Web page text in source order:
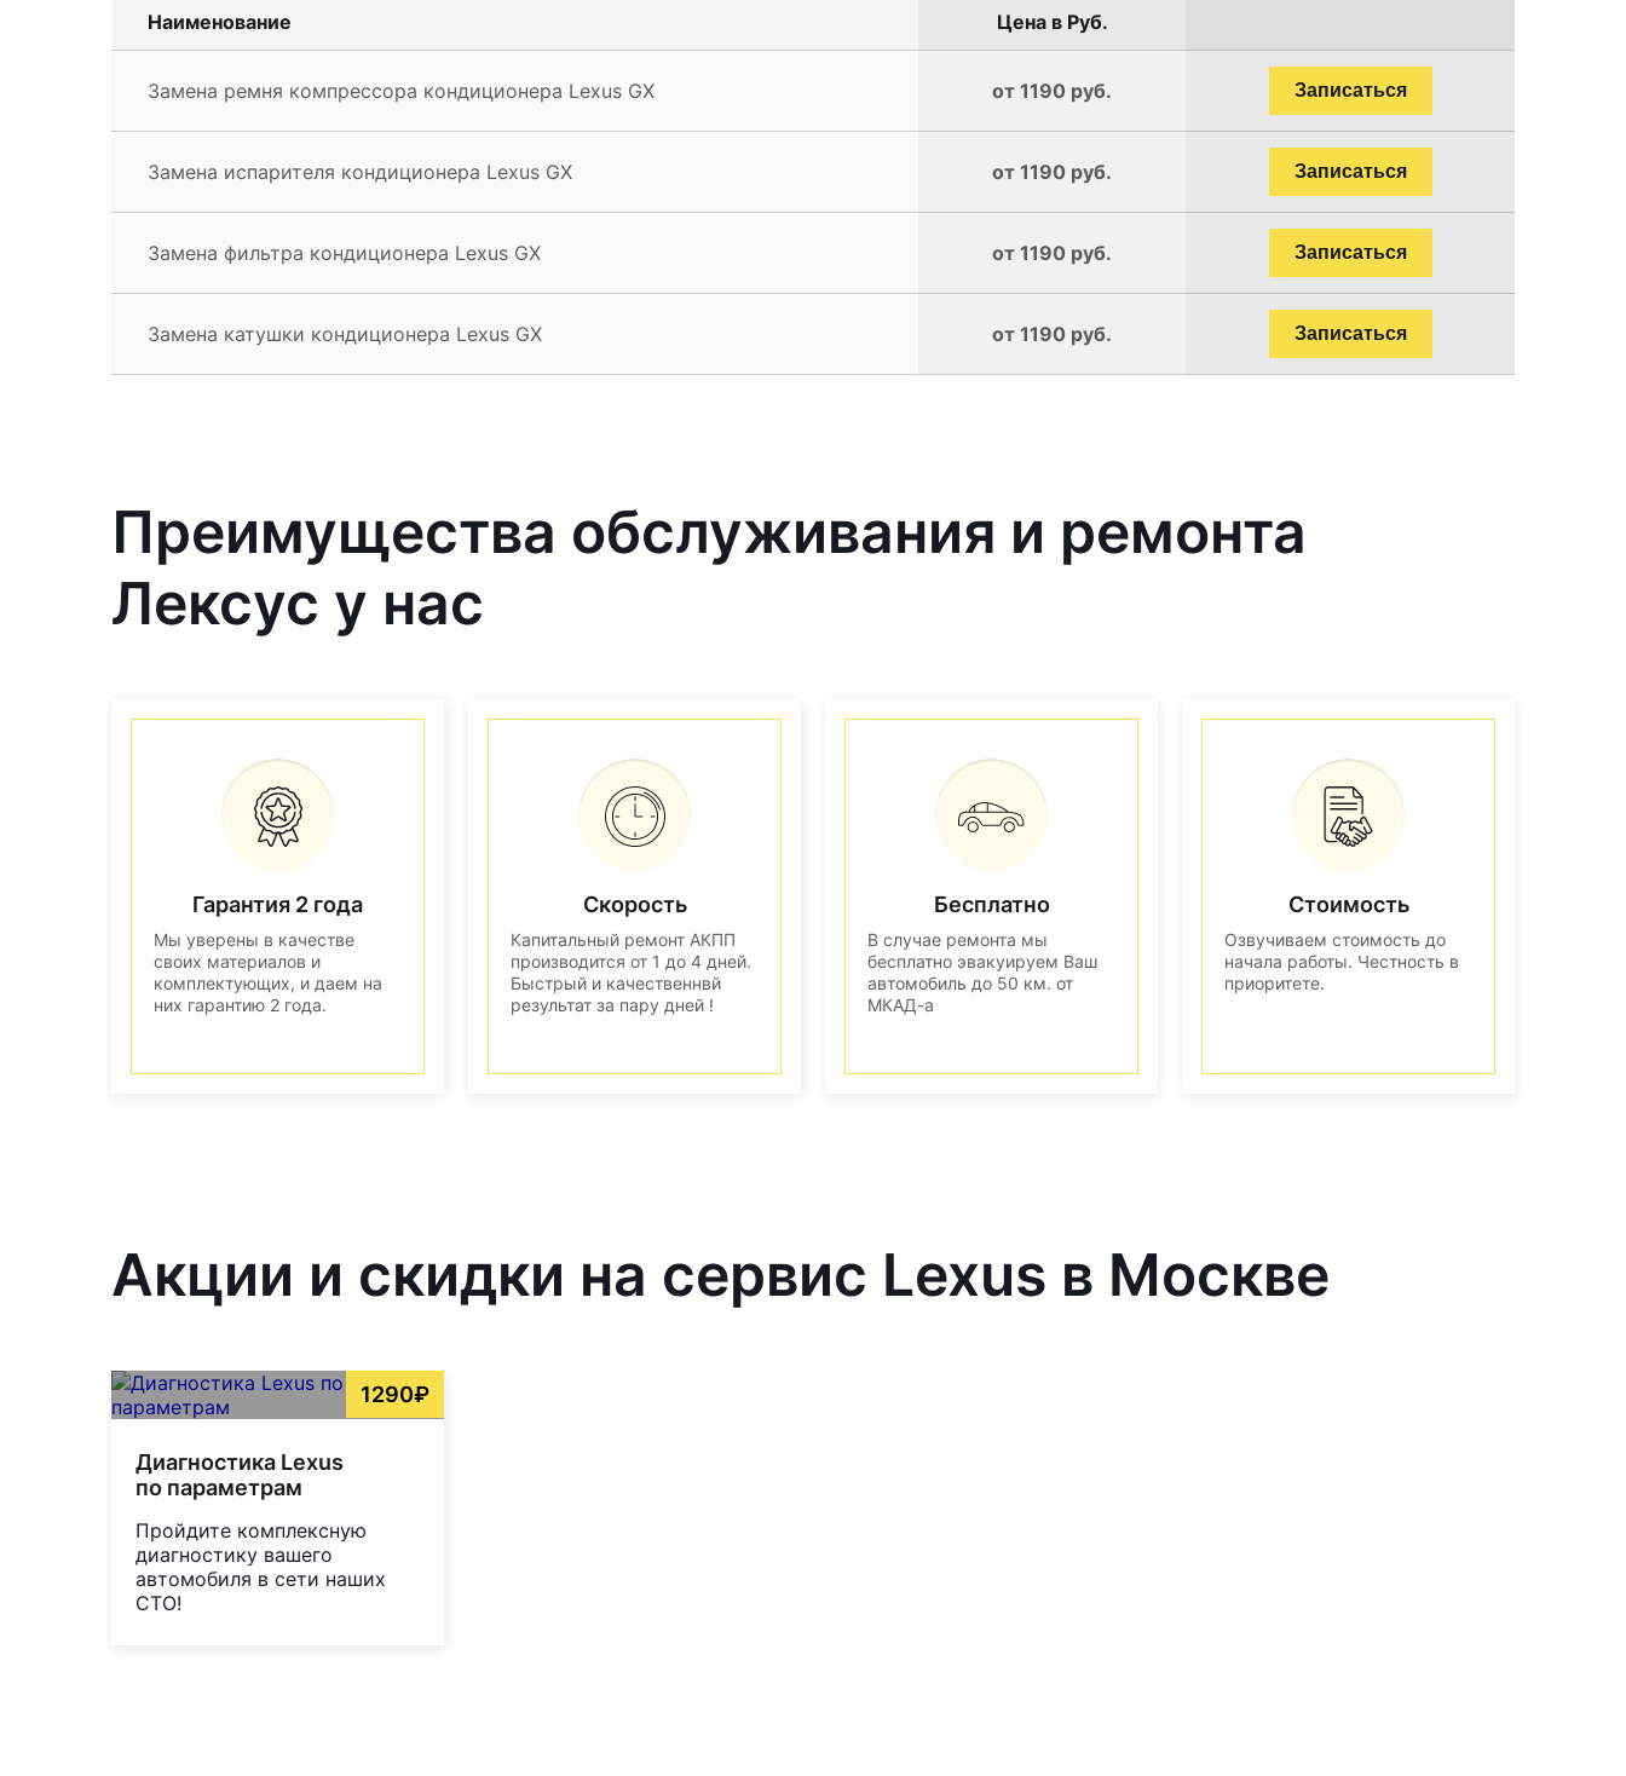
Наименование Цена в Руб.
Замена ремня компрессора кондиционера Lexus GX от 1190 руб. Записаться
Замена испарителя кондиционера Lexus GX от 1190 руб. Записаться
Замена фильтра кондиционера Lexus GX от 1190 руб. Записаться
Замена катушки кондиционера Lexus GX от 1190 руб. Записаться
Преимущества обслуживания и ремонта
Лексус у нас
Гарантия 2 года
Мы уверены в качестве
своих материалов и
комплектующих, и даем на
них гарантию 2 года.
Скорость
Капитальный ремонт АКПП
производится от 1 до 4 дней.
Быстрый и качественнвй
результат за пару дней !
Бесплатно
В случае ремонта мы
бесплатно эвакуируем Ваш
автомобиль до 50 км. от
МКАД-а
Стоимость
Озвучиваем стоимость до
начала работы. Честность в
приоритете.
Акции и скидки на сервис Lexus в Москве
1290₽
Диагностика Lexus
по параметрам
Пройдите комплексную
диагностику вашего
автомобиля в сети наших
СТО!